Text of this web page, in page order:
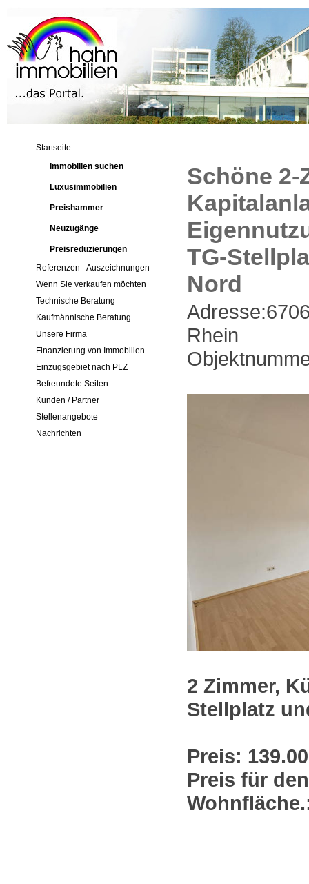
Startseite
Immobilien suchen
Luxusimmobilien
Preishammer
Neuzugänge
Preisreduzierungen
Referenzen - Auszeichnungen
Wenn Sie verkaufen möchten
Technische Beratung
Kaufmännische Beratung
Unsere Firma
Finanzierung von Immobilien
Einzugsgebiet nach PLZ
Befreundete Seiten
Kunden / Partner
Stellenangebote
Nachrichten
Schöne 2-
TG-
Nord
Rhein
2 Zimmer,
Stellplatz
Preis:
Preis für